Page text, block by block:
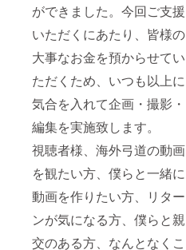
ができました。今回ご支援
いただくにあたり、皆様の
大事なお金を預からせてい
ただくため、いつも以上に
気合を入れて企画・撮影・
編集を実施致します。
視聴者様、海外弓道の動画
を観たい方、僕らと一緒に
動画を作りたい方、リター
ンが気になる方、僕らと親
交のある方、なんとなくこ